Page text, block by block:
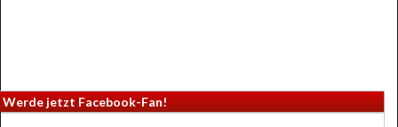
Werde jetzt Facebook-Fan!